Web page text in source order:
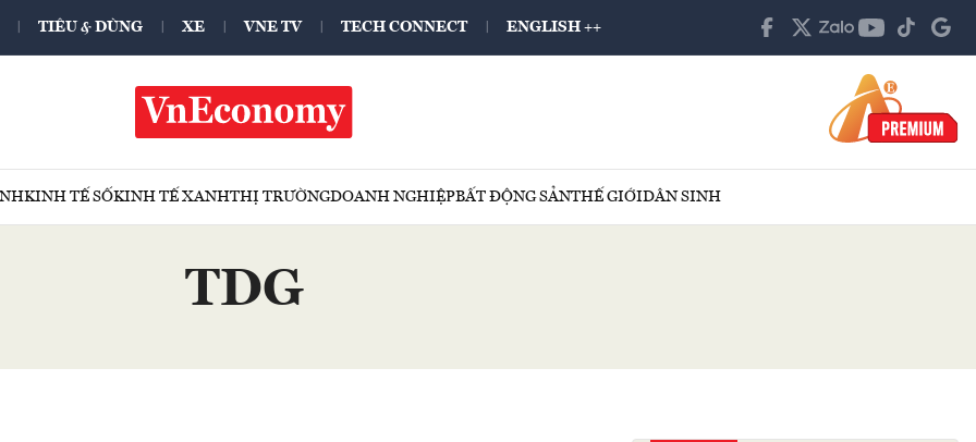
TIÊU & DÙNG XE VNE TV TECH CONNECT ENGLISH ++
KINH TẾ SỐKINH TẾ XANHTHỊ TRƯỜNGDOANH NGHIỆPBẤT ĐỘNG SẢNTHẾ GIỚIDÂN SINH
TDG